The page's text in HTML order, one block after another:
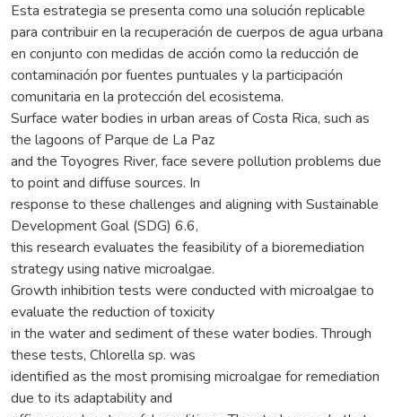
Esta estrategia se presenta como una solución replicable
para contribuir en la recuperación de cuerpos de agua urbana
en conjunto con medidas de acción como la reducción de
contaminación por fuentes puntuales y la participación
comunitaria en la protección del ecosistema.
Surface water bodies in urban areas of Costa Rica, such as
the lagoons of Parque de La Paz
and the Toyogres River, face severe pollution problems due
to point and diffuse sources. In
response to these challenges and aligning with Sustainable
Development Goal (SDG) 6.6,
this research evaluates the feasibility of a bioremediation
strategy using native microalgae.
Growth inhibition tests were conducted with microalgae to
evaluate the reduction of toxicity
in the water and sediment of these water bodies. Through
these tests, Chlorella sp. was
identified as the most promising microalgae for remediation
due to its adaptability and